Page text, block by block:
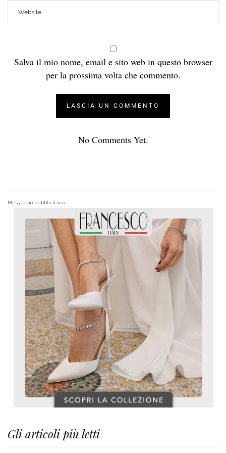
Salva il mio nome, email e sito web in questo browser
per la prossima volta che commento.
No Comments Yet.
Messaggio pubblicitario
Gli articoli più letti